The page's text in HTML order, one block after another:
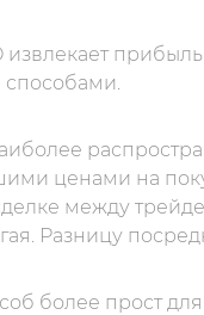
извлекает
ценами на
между
Разницу
более прост